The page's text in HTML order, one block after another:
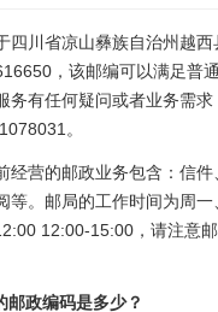
四川省凉山彝族自治州越
，该邮编可以满足普
务有任何疑问或者业务需
。
经营的邮政业务包含：信件
等。邮局的工作时间为周一
12:00-15:00，请注意
邮政编码是多少？